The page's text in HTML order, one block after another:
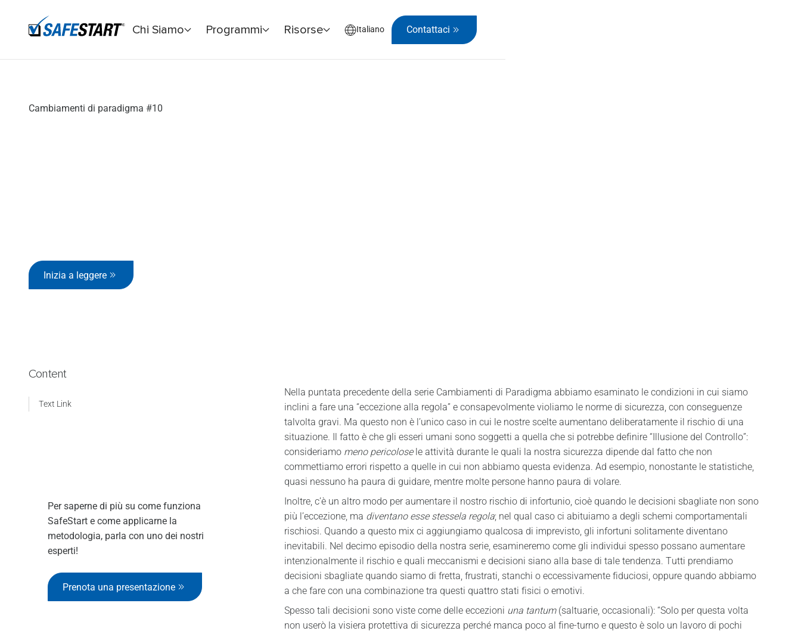
Chi Siamo Programmi Risorse Italiano
Contattaci
Decisioni critiche – Parte 2: Rischio deliberato ed errore
Cambiamenti di paradigma #10
Inizia a leggere
Content
Text Link
Per saperne di più su come funziona
SafeStart e come applicarne la
metodologia, parla con uno dei nostri
esperti!
Prenota una presentazione
Nella puntata precedente della serie Cambiamenti di Paradigma abbiamo esaminato le condizioni in cui siamo
inclini a fare una “eccezione alla regola” e consapevolmente violiamo le norme di sicurezza, con conseguenze
talvolta gravi. Ma questo non è l’unico caso in cui le nostre scelte aumentano deliberatamente il rischio di una
situazione. Il fatto è che gli esseri umani sono soggetti a quella che si potrebbe definire “Illusione del Controllo”:
consideriamo meno pericolosele attività durante le quali la nostra sicurezza dipende dal fatto che non
commettiamo errori rispetto a quelle in cui non abbiamo questa evidenza. Ad esempio, nonostante le statistiche,
quasi nessuno ha paura di guidare, mentre molte persone hanno paura di volare.
Inoltre, c’è un altro modo per aumentare il nostro rischio di infortunio, cioè quando le decisioni sbagliate non sono
più l’eccezione, ma diventano esse stessela regola; nel qual caso ci abituiamo a degli schemi comportamentali
rischiosi. Quando a questo mix ci aggiungiamo qualcosa di imprevisto, gli infortuni solitamente diventano
inevitabili. Nel decimo episodio della nostra serie, esamineremo come gli individui spesso possano aumentare
intenzionalmente il rischio e quali meccanismi e decisioni siano alla base di tale tendenza. Tutti prendiamo
decisioni sbagliate quando siamo di fretta, frustrati, stanchi o eccessivamente fiduciosi, oppure quando abbiamo
a che fare con una combinazione tra questi quattro stati fisici o emotivi.
Spesso tali decisioni sono viste come delle eccezioni una tantum(saltuarie, occasionali): “Solo per questa volta
non userò la visiera protettiva di sicurezza perché manca poco al fine-turno e questo è solo un lavoro di pochi